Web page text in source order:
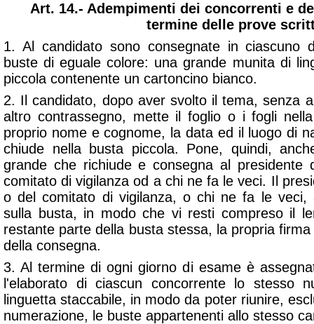
Art. 14.- Adempimenti dei concorrenti e
termine delle prove
1. Al candidato sono consegnate in ciascuno
buste di eguale colore: una grande munita di
piccola contenente un cartoncino bianco.
2. Il candidato, dopo aver svolto il tema, senza
altro contrassegno, mette il foglio o i fogli
proprio nome e cognome, la data ed il luogo di
chiude nella busta piccola. Pone, quindi,
grande che richiude e consegna al presidente
comitato di vigilanza od a chi ne fa le veci. Il
o del comitato di vigilanza, o chi ne fa le veci,
sulla busta, in modo che vi resti compreso il
restante parte della busta stessa, la propria
della consegna.
3. Al termine di ogni giorno di esame è
l'elaborato di ciascun concorrente lo stesso
linguetta staccabile, in modo da poter riunire,
numerazione, le buste appartenenti allo stesso